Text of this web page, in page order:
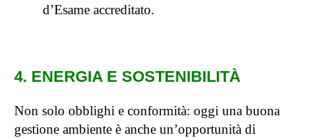
d’Esame accreditato.
4. ENERGIA E SOSTENIBILITÀ
Non solo obblighi e conformità: oggi una buona
gestione ambiente è anche un’opportunità di